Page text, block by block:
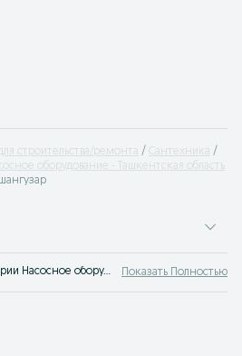
строительства/ремонта
Сантехника
оборудование - Ташкентская область
Лучшие предложения категории Насосное оборудование Эшангузар. Большой выбор товаров и услуг по выгодным ценам на OLX! Множество предложений на OLX.uz! Показать Полностью